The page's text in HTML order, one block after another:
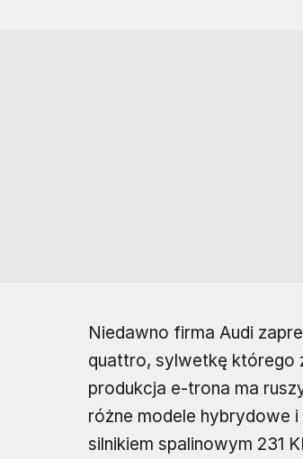
Niedawno firma Audi
quattro, sylwetkę którego
produkcja e-trona ma
różne modele hybrydowe
silnikiem spalinowym 231